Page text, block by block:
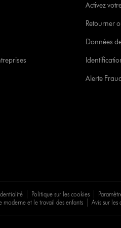
Activez
Retourner
Données
Alerte
Politique sur les cookies
moderne et le travail des enfants
Avis sur les